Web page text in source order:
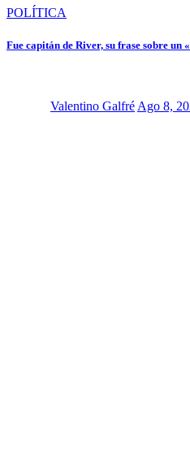
POLÍTICA
Fue capitán de River, su frase sobre
Valentino Galfré Ago 8,